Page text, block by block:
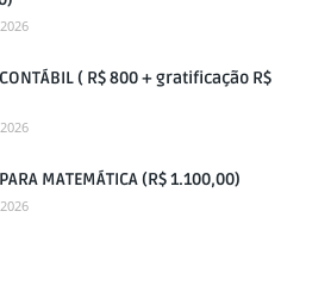
CONTÁBIL ( R$ 800 + gratificação R$
MATEMÁTICA (R$ 1.100,00)